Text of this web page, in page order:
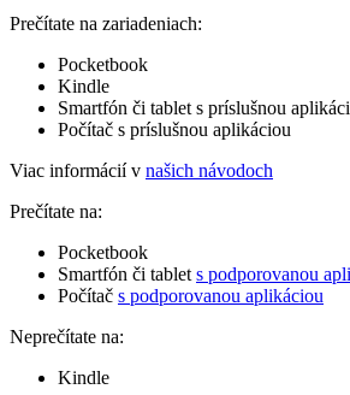
Prečítate na zariadeniach:
Pocketbook
Kindle
Smartfón či tablet s príslušnou
Počítač s príslušnou aplikáciou
Viac informácií v našich návodoch
Prečítate na:
Pocketbook
Smartfón či tablet s podporovanou
Počítač s podporovanou aplikáciou
Neprečítate na:
Kindle